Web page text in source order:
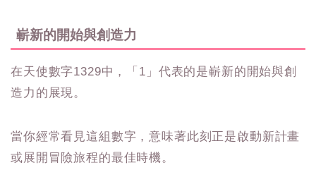
嶄新的開始與創造力
在天使數字1329中，「1」代表的是嶄新的開始與創
造力的展現。
當你經常看見這組數字，意味著此刻正是啟動新計畫
或展開冒險旅程的最佳時機。